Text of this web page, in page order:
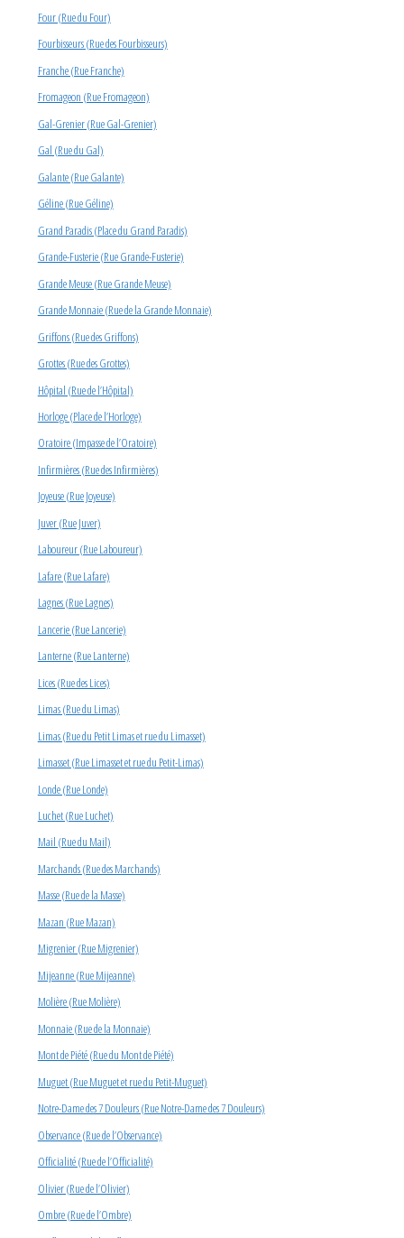
Four (Rue du Four)
Fourbisseurs (Rue des Fourbisseurs)
Franche (Rue Franche)
Fromageon (Rue Fromageon)
Gal-Grenier (Rue Gal-Grenier)
Gal (Rue du Gal)
Galante (Rue Galante)
Géline (Rue Géline)
Grand Paradis (Place du Grand Paradis)
Grande-Fusterie (Rue Grande-Fusterie)
Grande Meuse (Rue Grande Meuse)
Grande Monnaie (Rue de la Grande Monnaie)
Griffons (Rue des Griffons)
Grottes (Rue des Grottes)
Hôpital (Rue de l’Hôpital)
Horloge (Place de l’Horloge)
Oratoire (Impasse de l’Oratoire)
Infirmières (Rue des Infirmières)
Joyeuse (Rue Joyeuse)
Juver (Rue Juver)
Laboureur (Rue Laboureur)
Lafare (Rue Lafare)
Lagnes (Rue Lagnes)
Lancerie (Rue Lancerie)
Lanterne (Rue Lanterne)
Lices (Rue des Lices)
Limas (Rue du Limas)
Limas (Rue du Petit Limas et rue du Limasset)
Limasset (Rue Limasset et rue du Petit-Limas)
Londe (Rue Londe)
Luchet (Rue Luchet)
Mail (Rue du Mail)
Marchands (Rue des Marchands)
Masse (Rue de la Masse)
Mazan (Rue Mazan)
Migrenier (Rue Migrenier)
Mijeanne (Rue Mijeanne)
Molière (Rue Molière)
Monnaie (Rue de la Monnaie)
Mont de Piété (Rue du Mont de Piété)
Muguet (Rue Muguet et rue du Petit-Muguet)
Notre-Dame des 7 Douleurs (Rue Notre-Dame des 7 Douleurs)
Observance (Rue de l’Observance)
Officialité (Rue de l’Officialité)
Olivier (Rue de l’Olivier)
Ombre (Rue de l’Ombre)